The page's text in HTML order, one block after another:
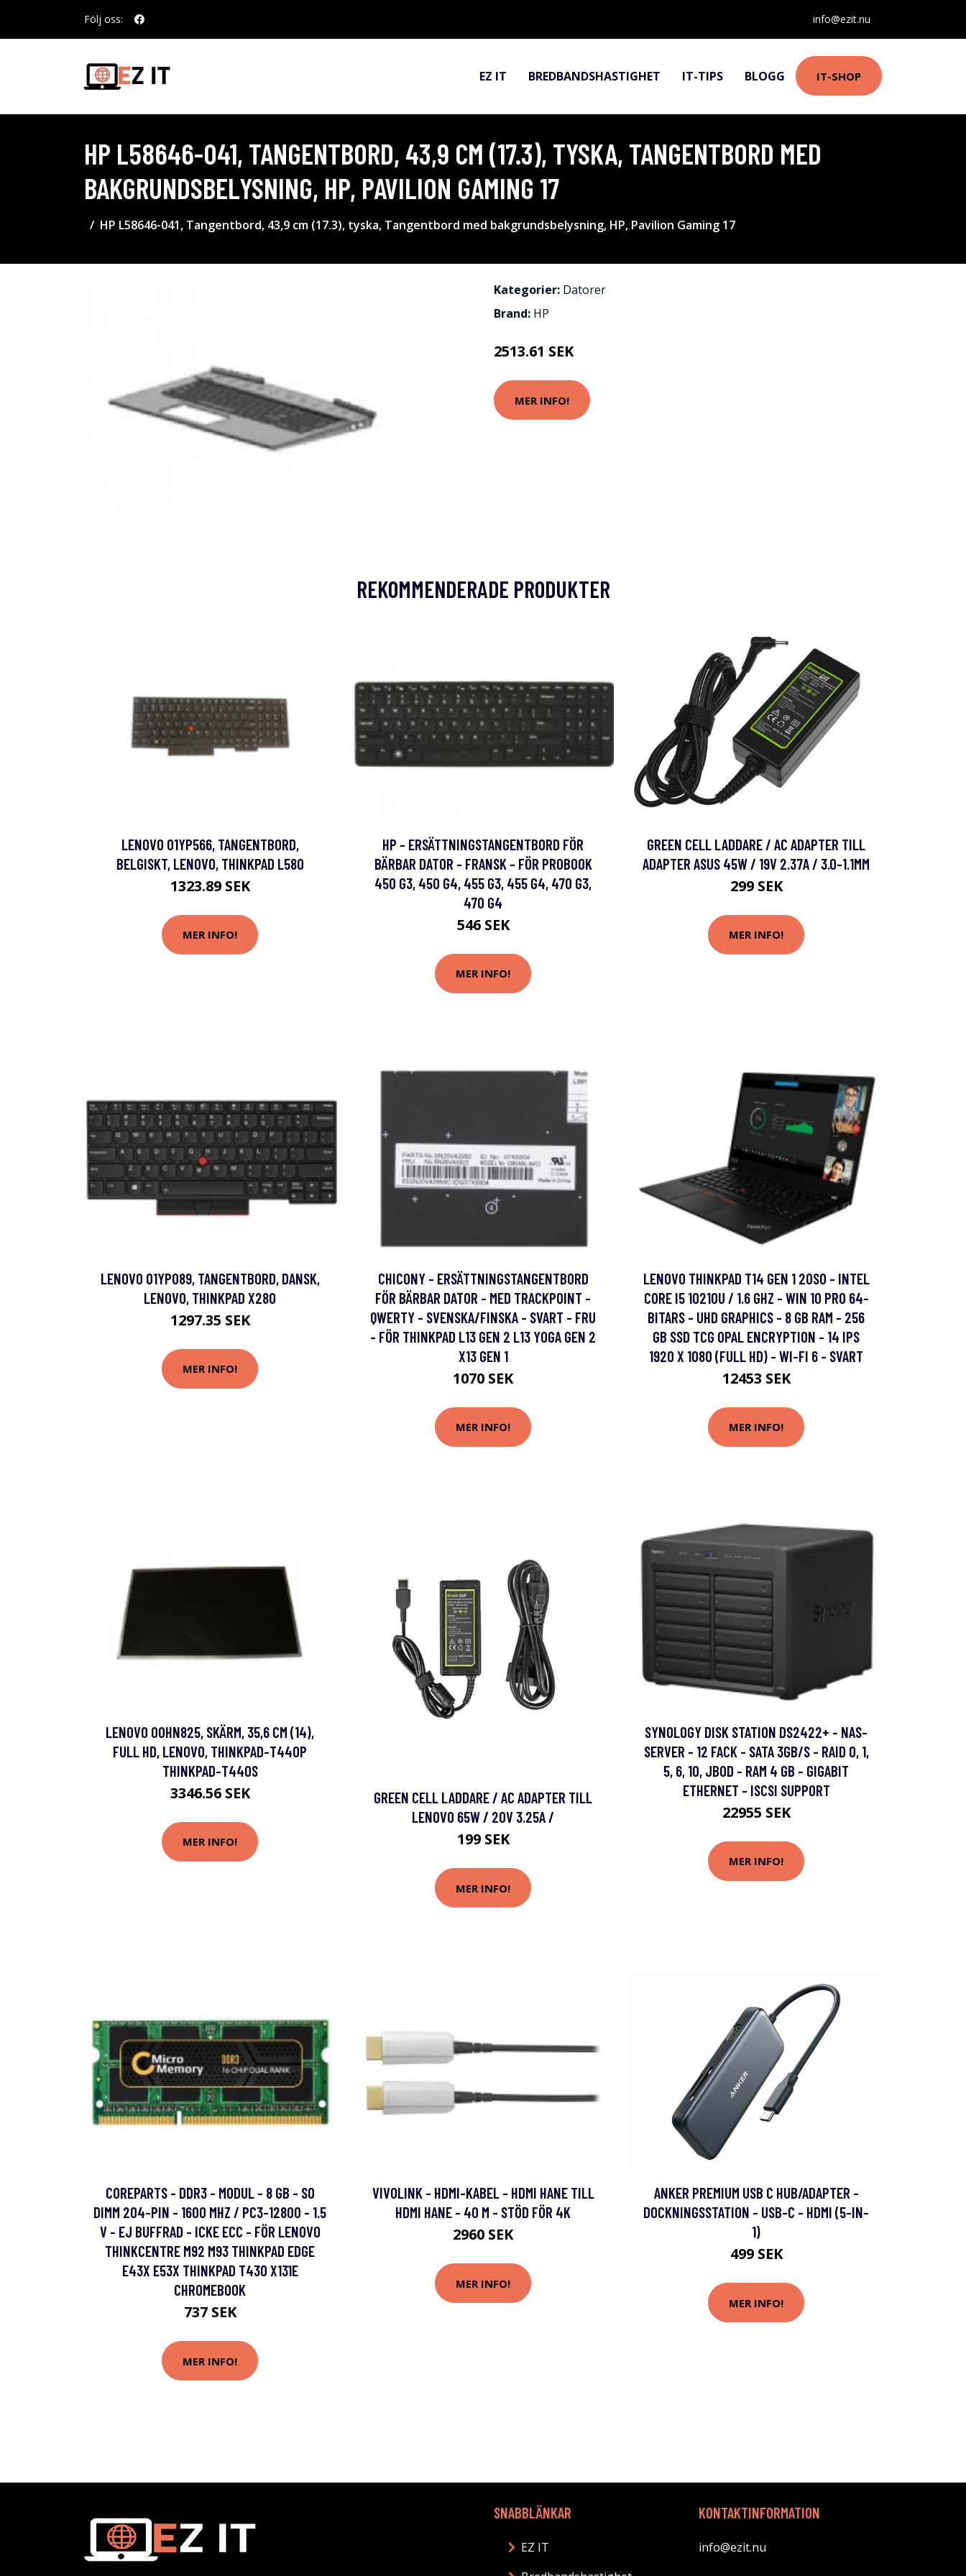
Följ oss: info@ezit.nu
EZ IT BREDBANDSHASTIGHET IT-TIPS BLOGG IT-SHOP
HP L58646-041, TANGENTBORD, 43,9 CM (17.3), TYSKA, TANGENTBORD MED
BAKGRUNDSBELYSNING, HP, PAVILION GAMING 17
HP L58646-041, Tangentbord, 43,9 cm (17.3), tyska, Tangentbord med bakgrundsbelysning, HP, Pavilion Gaming 17
Kategorier: Datorer
Brand: HP
2513.61 SEK
MER INFO!
REKOMMENDERADE PRODUKTER
LENOVO 01YP566, TANGENTBORD,
BELGISKT, LENOVO, THINKPAD L580
1323.89 SEK
MER INFO!
HP - ERSÄTTNINGSTANGENTBORD FÖR
BÄRBAR DATOR - FRANSK - FÖR PROBOOK
450 G3, 450 G4, 455 G3, 455 G4, 470 G3,
470 G4
546 SEK
MER INFO!
GREEN CELL LADDARE / AC ADAPTER TILL
ADAPTER ASUS 45W / 19V 2.37A / 3.0-1.1MM
299 SEK
MER INFO!
LENOVO 01YP089, TANGENTBORD, DANSK,
LENOVO, THINKPAD X280
1297.35 SEK
MER INFO!
CHICONY - ERSÄTTNINGSTANGENTBORD
FÖR BÄRBAR DATOR - MED TRACKPOINT -
QWERTY - SVENSKA/FINSKA - SVART - FRU
- FÖR THINKPAD L13 GEN 2 L13 YOGA GEN 2
X13 GEN 1
1070 SEK
MER INFO!
LENOVO THINKPAD T14 GEN 1 20S0 - INTEL
CORE I5 10210U / 1.6 GHZ - WIN 10 PRO 64-
BITARS - UHD GRAPHICS - 8 GB RAM - 256
GB SSD TCG OPAL ENCRYPTION - 14 IPS
1920 X 1080 (FULL HD) - WI-FI 6 - SVART
12453 SEK
MER INFO!
LENOVO 00HN825, SKÄRM, 35,6 CM (14),
FULL HD, LENOVO, THINKPAD-T440P
THINKPAD-T440S
3346.56 SEK
MER INFO!
GREEN CELL LADDARE / AC ADAPTER TILL
LENOVO 65W / 20V 3.25A /
199 SEK
MER INFO!
SYNOLOGY DISK STATION DS2422+ - NAS-
SERVER - 12 FACK - SATA 3GB/S - RAID 0, 1,
5, 6, 10, JBOD - RAM 4 GB - GIGABIT
ETHERNET - ISCSI SUPPORT
22955 SEK
MER INFO!
COREPARTS - DDR3 - MODUL - 8 GB - SO
DIMM 204-PIN - 1600 MHZ / PC3-12800 - 1.5
V - EJ BUFFRAD - ICKE ECC - FÖR LENOVO
THINKCENTRE M92 M93 THINKPAD EDGE
E43X E53X THINKPAD T430 X131E
CHROMEBOOK
737 SEK
MER INFO!
VIVOLINK - HDMI-KABEL - HDMI HANE TILL
HDMI HANE - 40 M - STÖD FÖR 4K
2960 SEK
MER INFO!
ANKER PREMIUM USB C HUB/ADAPTER -
DOCKNINGSSTATION - USB-C - HDMI (5-IN-
1)
499 SEK
MER INFO!
SNABBLÄNKAR
EZ IT
KONTAKTINFORMATION
info@ezit.nu